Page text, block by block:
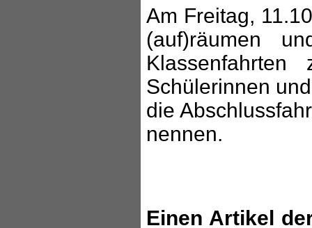
Am Freitag,
(auf)räumen
Schülerinnen
die
nennen.
Einen Artikel